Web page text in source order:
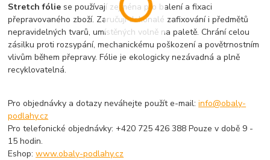
Stretch fólie se používají zejména pro balení a fixaci
přepravovaného zboží. Zaručují dokonalé zafixování i předmětů
nepravidelných tvarů, umístěných volně na paletě. Chrání celou
zásilku proti rozsypání, mechanickému poškození a povětrnostním
vlivům během přepravy. Fólie je ekologicky nezávadná a plně
recyklovatelná.
Pro objednávky a dotazy neváhejte použít e-mail:info@obaly-
podlahy.cz
Pro telefonické objednávky: +420 725 426 388 Pouze v době 9 -
15 hodin.
Eshop:www.obaly-podlahy.cz